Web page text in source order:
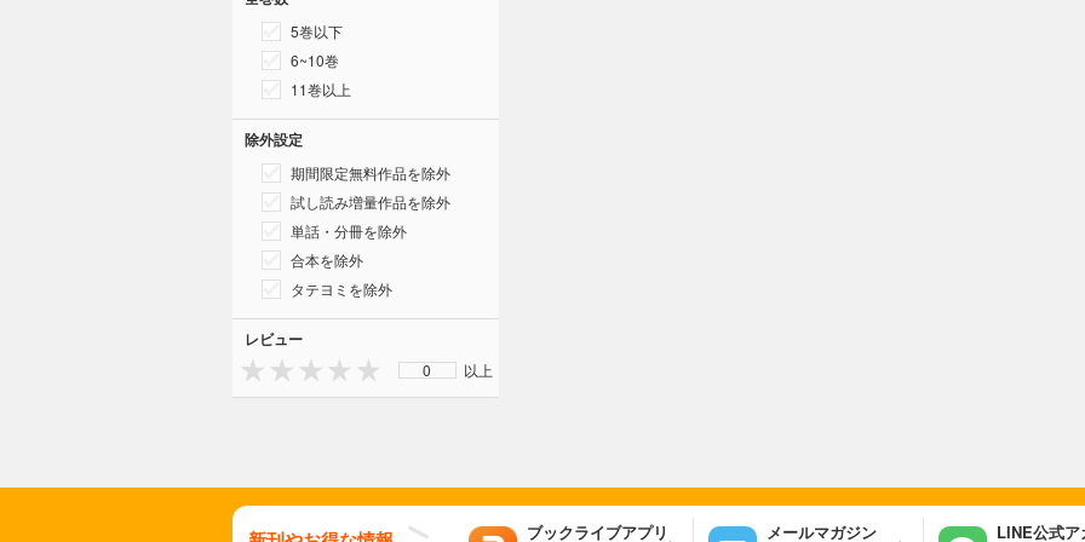
5巻以下
6~10巻
11巻以上
除外設定
期間限定無料作品を除外
試し読み増量作品を除外
単話・分冊を除外
合本を除外
タテヨミを除外
レビュー
0 以上
ブックライブアプリ メールマガジン LINE公式ア